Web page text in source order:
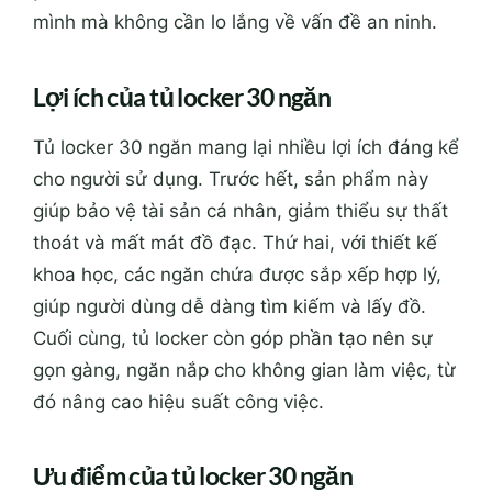
mình mà không cần lo lắng về vấn đề an ninh.
Lợi ích của tủ locker 30 ngăn
Tủ locker 30 ngăn mang lại nhiều lợi ích đáng kể
cho người sử dụng. Trước hết, sản phẩm này
giúp bảo vệ tài sản cá nhân, giảm thiểu sự thất
thoát và mất mát đồ đạc. Thứ hai, với thiết kế
khoa học, các ngăn chứa được sắp xếp hợp lý,
giúp người dùng dễ dàng tìm kiếm và lấy đồ.
Cuối cùng, tủ locker còn góp phần tạo nên sự
gọn gàng, ngăn nắp cho không gian làm việc, từ
đó nâng cao hiệu suất công việc.
Ưu điểm của tủ locker 30 ngăn